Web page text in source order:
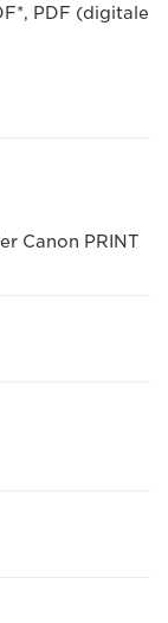
PDF (digitale
Canon PRINT